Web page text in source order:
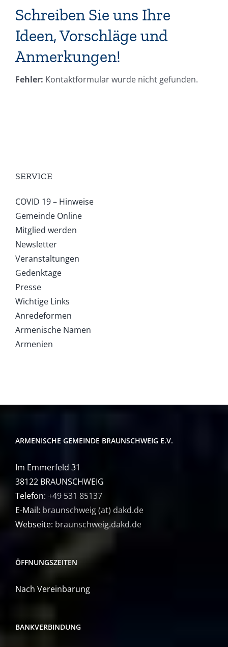
Schreiben Sie uns Ihre
Ideen, Vorschläge und
Anmerkungen!
Fehler: Kontaktformular wurde nicht gefunden.
SERVICE
COVID 19 – Hinweise
Gemeinde Online
Mitglied werden
Newsletter
Veranstaltungen
Gedenktage
Presse
Wichtige Links
Anredeformen
Armenische Namen
Armenien
ARMENISCHE GEMEINDE BRAUNSCHWEIG E.V.
Im Emmerfeld 31
38122 BRAUNSCHWEIG
Telefon: +49 531 85137
E-Mail: braunschweig (at) dakd.de
Webseite: braunschweig.dakd.de
ÖFFNUNGSZEITEN
Nach Vereinbarung
BANKVERBINDUNG